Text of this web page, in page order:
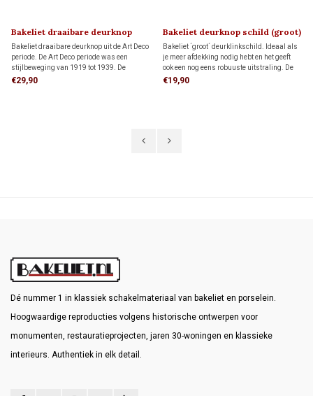
Bakeliet draaibare deurknop
ART DECO 1920
Bakeliet draaibare deurknop uit de Art Deco
periode. De Art Deco periode was een
stijlbeweging van 1919 tot 1939. De
zeshoekige vorm is typisch jaren 20 van de
€29,90
Bakeliet deurknop schild (groot)
ART DECO 1920
Bakeliet ´groot´ deurklinkschild. Ideaal als
je meer afdekking nodig hebt en het geeft
ook een nog eens robuuste uitstraling. De
bijbehorende deurknop bestel je hieronder
€19,90
Dé nummer 1 in klassiek schakelmateriaal van bakeliet en porselein.
Hoogwaardige reproducties volgens historische ontwerpen voor
monumenten, restauratieprojecten, jaren 30-woningen en klassieke
interieurs. Authentiek in elk detail.